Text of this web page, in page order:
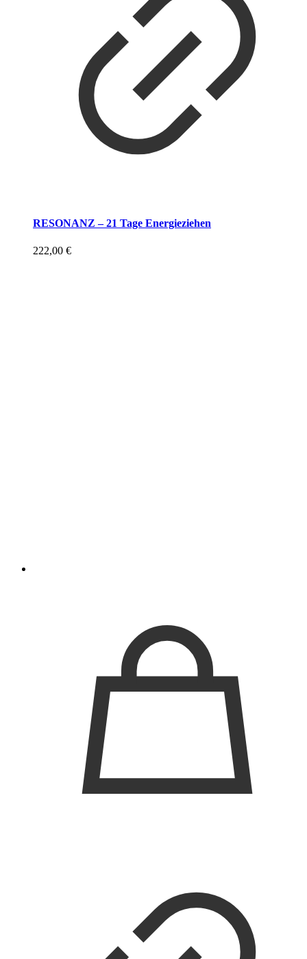
RESONANZ – 21 Tage Energieziehen
222,00 €